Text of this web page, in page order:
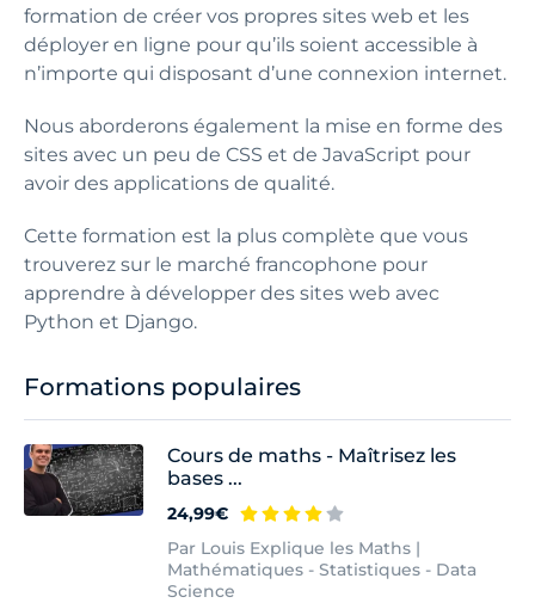
formation de créer vos propres sites web et les
déployer en ligne pour qu’ils soient accessible à
n’importe qui disposant d’une connexion internet.
Nous aborderons également la mise en forme des
sites avec un peu de CSS et de JavaScript pour
avoir des applications de qualité.
Cette formation est la plus complète que vous
trouverez sur le marché francophone pour
apprendre à développer des sites web avec
Python et Django.
Formations populaires
Cours de maths - Maîtrisez les
bases ...
24,99€
Par Louis Explique les Maths |
Mathématiques - Statistiques - Data
Science